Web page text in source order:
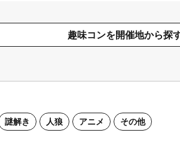
趣味コンを開催地から探
謎解き 人狼 アニメ その他